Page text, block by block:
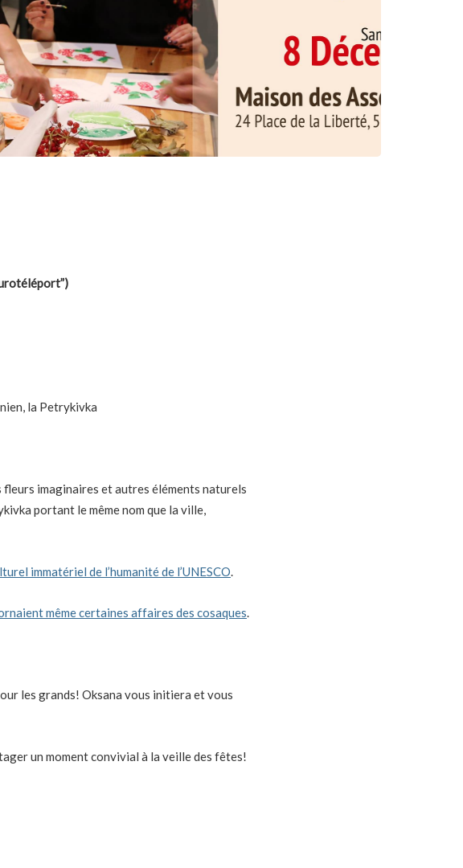
la Petrykivka
fleurs imaginaires et autres éléments naturels
portant le même nom que la ville,
immatériel de l’humanité de l’UNESCO
même certaines affaires des cosaques
les grands! Oksana vous initiera et vous
un moment convivial à la veille des fêtes!